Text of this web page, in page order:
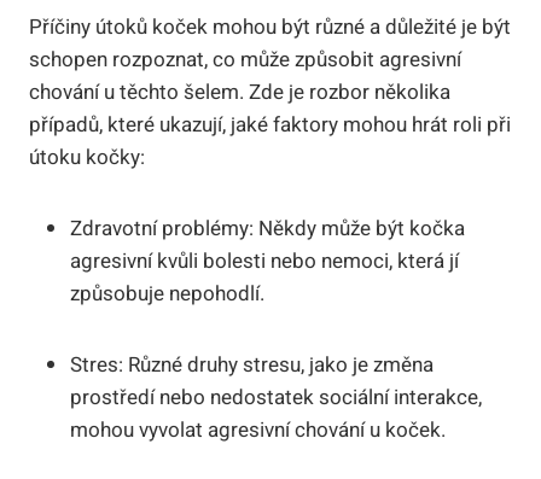
Příčiny útoků koček mohou být různé a důležité je být
schopen rozpoznat, co může způsobit agresivní
chování u těchto šelem. Zde je rozbor několika
případů, které ukazují, jaké faktory mohou hrát roli při
útoku kočky:
Zdravotní problémy: Někdy může být kočka
agresivní kvůli bolesti nebo nemoci, která jí
způsobuje nepohodlí.
Stres: Různé druhy stresu, jako je změna
prostředí nebo nedostatek sociální interakce,
mohou vyvolat agresivní chování u koček.